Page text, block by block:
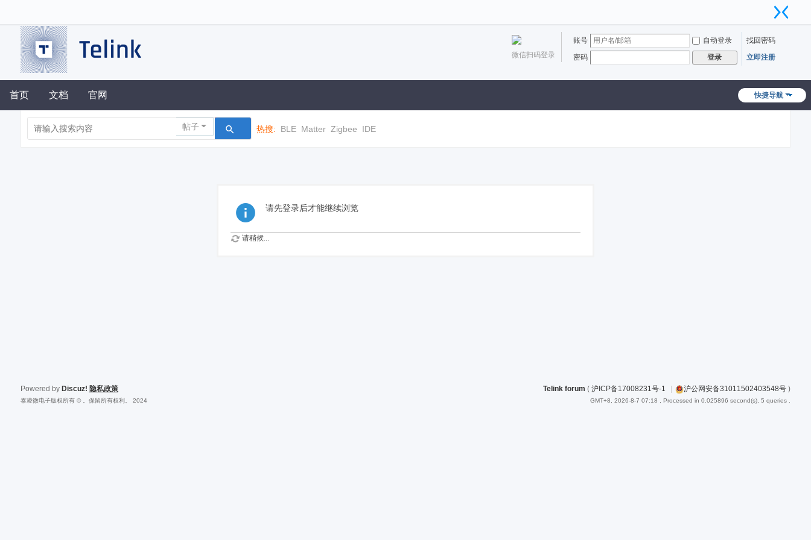
账号 自动登录
找回密码
密码
登录 立即注册
微信扫码登录
快捷导航
首页 文档 官网
帖子 热搜: BLE Matter Zigbee IDE
请先登录后才能继续浏览
请稍候...
Telink forum (沪ICP备17008231号-1 沪公网安备31011502403548号 )
GMT+8, 2026-8-7 07:18 , Processed in 0.025896 second(s), 5 queries .
Powered by Discuz! 隐私政策
泰凌微电子版权所有 © 。保留所有权利。 2024